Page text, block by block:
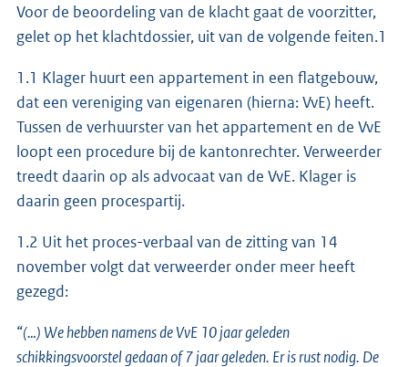
Voor de beoordeling van de klacht gaat de voorzitter,
gelet op het klachtdossier, uit van de volgende feiten.1
1.1 Klager huurt een appartement in een flatgebouw,
dat een vereniging van eigenaren (hierna: VvE) heeft.
Tussen de verhuurster van het appartement en de VvE
loopt een procedure bij de kantonrechter. Verweerder
treedt daarin op als advocaat van de VvE. Klager is
daarin geen procespartij.
1.2 Uit het proces-verbaal van de zitting van 14
november volgt dat verweerder onder meer heeft
gezegd:
“(…) We hebben namens de VvE 10 jaar geleden
schikkingsvoorstel gedaan of 7 jaar geleden. Er is rust nodig. De